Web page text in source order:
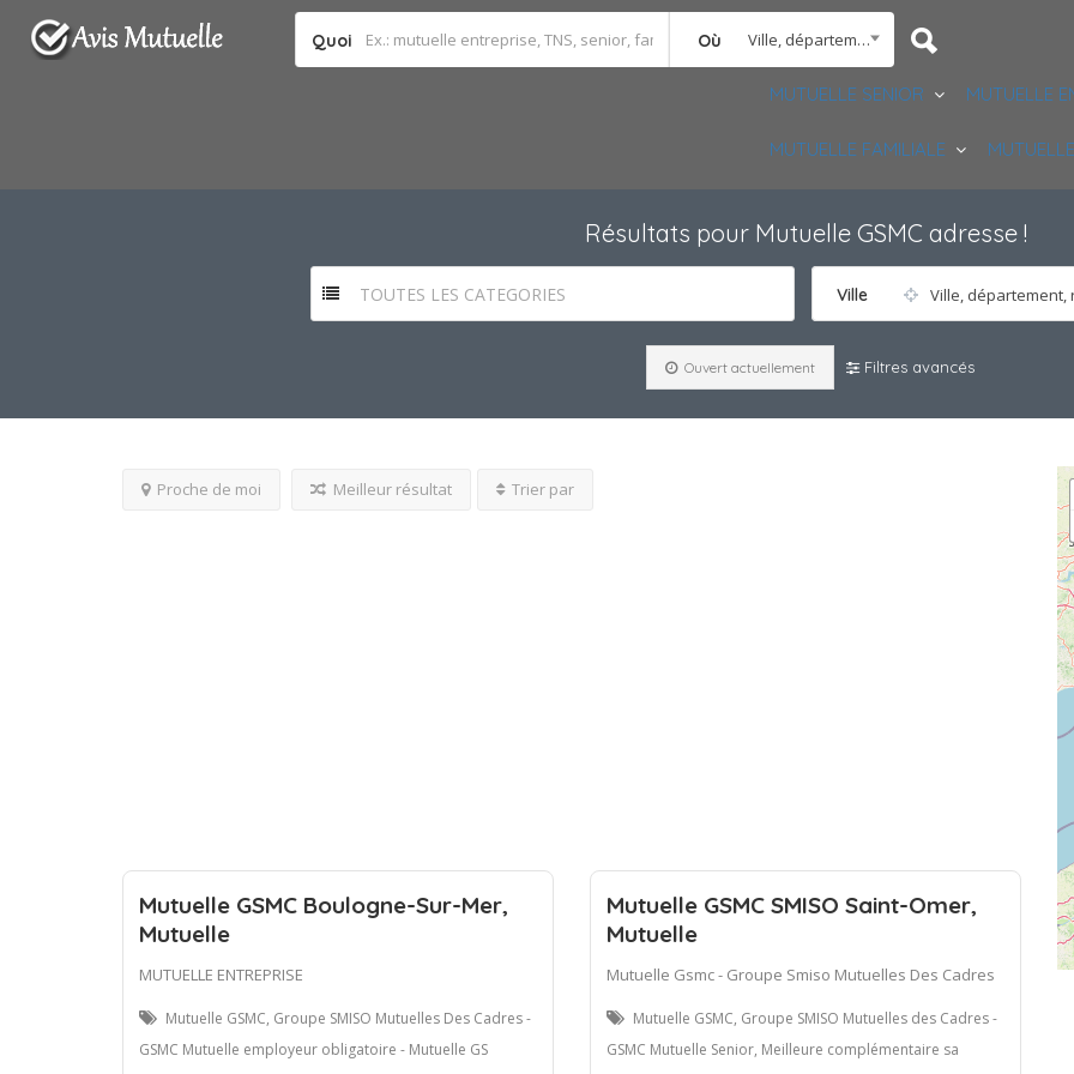
Quoi Où Ville, département, région
MUTUELLE SENIOR MUTUELLE
MUTUELLE FAMILIALE
Résultats pour Mutuelle GSMC adresse!
TOUTES LES CATEGORIES Ville Ville, département,
Ouvert actuellement Filtres avancés
Proche de moi Meilleur résultat Trier par
Mutuelle GSMC Boulogne-Sur-Mer,
Mutuelle
MUTUELLE ENTREPRISE
Mutuelle GSMC, Groupe SMISO Mutuelles Des Cadres -
GSMC Mutuelle employeur obligatoire - Mutuelle GS
Mutuelle GSMC SMISO Saint-Omer,
Mutuelle
Mutuelle Gsmc - Groupe Smiso Mutuelles Des Cadres
Mutuelle GSMC, Groupe SMISO Mutuelles des Cadres -
GSMC Mutuelle Senior, Meilleure complémentaire sa